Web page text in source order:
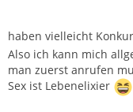
haben vielleicht
Also ich kann mich
man zuerst anrufen
Sex ist Lebenelixier